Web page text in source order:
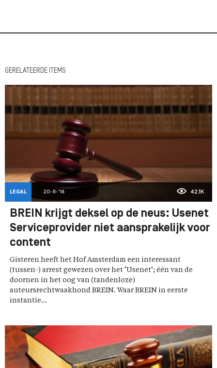
GERELATEERDE ITEMS
LEGAL 20-8-'14 42,1K
BREIN krijgt deksel op de neus: Usenet
Serviceprovider niet aansprakelijk voor
content
Gisteren heeft het Hof Amsterdam een interessant
(tussen-) arrest gewezen over het ‘Usenet’; één van de
doornen in het oog van (tandenloze)
auteursrechtwaakhond BREIN. Waar BREIN in eerste
instantie...